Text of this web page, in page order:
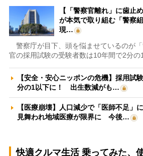
【「警察官離れ」に歯止
が本気で取り組む「警察
現…
警察庁が目下、頭を悩ませているのが
官の採用試験の受験者数は10年間で2分
【安全・安心ニッポンの危機】採用試
分の1以下に！ 出生数減がも…
【医療崩壊】人口減少で「医師不足」
見舞われ地域医療が限界に 今後…
快適クルマ生活 乗ってみた、